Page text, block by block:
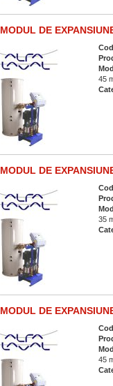
MODUL DE
45
MODUL DE
35
MODUL DE
45